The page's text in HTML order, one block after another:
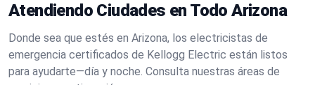
Atendiendo Ciudades en Todo Arizona
Donde sea que estés en Arizona, los electricistas de
emergencia certificados de Kellogg Electric están listos
para ayudarte—día y noche. Consulta nuestras áreas de